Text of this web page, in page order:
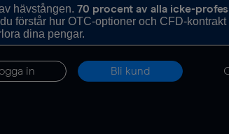
hävstången. 70 procent av alla icke-
förstår hur OTC-optioner och CFD-
dina pengar.
in Bli kund